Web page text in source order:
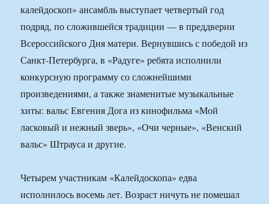
калейдоскоп» ансамбль выступает четвертый год
подряд, по сложившейся традиции — в преддверии
Всероссийского Дня матери. Вернувшись с победой из
Санкт-Петербурга, в «Радуге» ребята исполнили
конкурсную программу со сложнейшими
произведениями, а также знаменитые музыкальные
хиты: вальс Евгения Дога из кинофильма «Мой
ласковый и нежный зверь», «Очи черные», «Венский
вальс» Штрауса и другие.
Четырем участникам «Калейдоскопа» едва
исполнилось восемь лет. Возраст ничуть не помешал